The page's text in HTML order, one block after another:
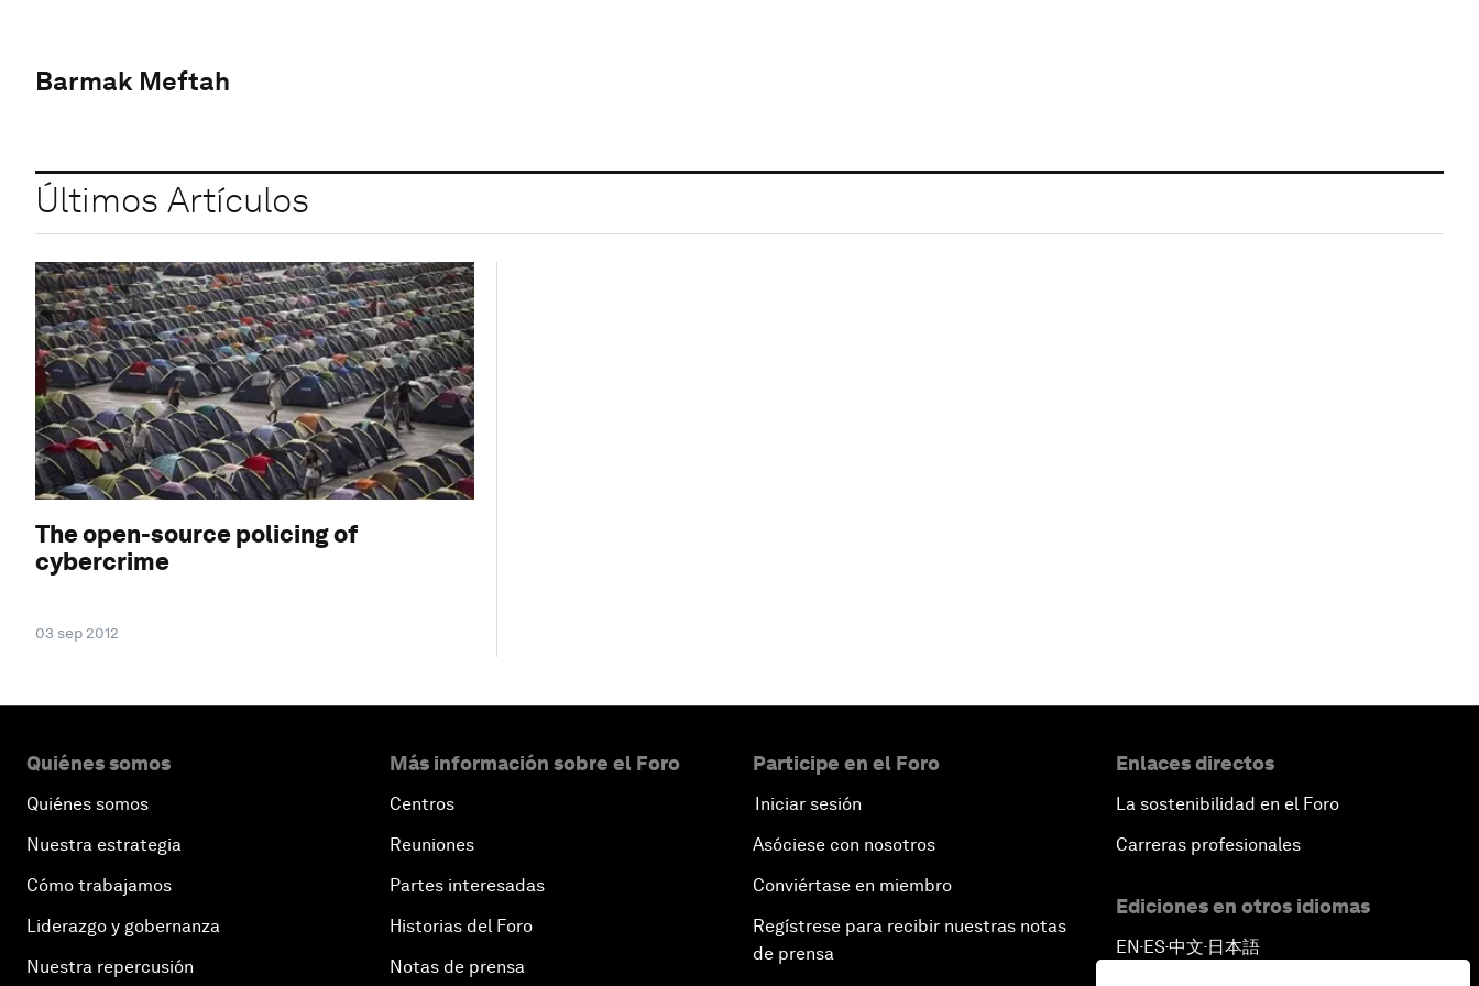
Barmak Meftah
Últimos Artículos
The open-source policing of
cybercrime
03 sep 2012
Quiénes somos
Quiénes somos
Nuestra estrategia
Cómo trabajamos
Liderazgo y gobernanza
Nuestra repercusión
Más información sobre el Foro
Centros
Reuniones
Partes interesadas
Historias del Foro
Notas de prensa
Participe en el Foro
Iniciar sesión
Asóciese con nosotros
Conviértase en miembro
Regístrese para recibir nuestras notas
de prensa
Enlaces directos
La sostenibilidad en el Foro
Carreras profesionales
Ediciones en otros idiomas
EN ▪ES▪中文▪ 日本語